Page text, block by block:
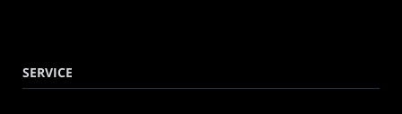
SERVICE